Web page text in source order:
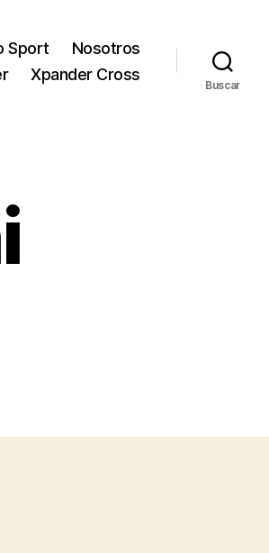
Sport
Nosotros
Xpander Cross
Buscar